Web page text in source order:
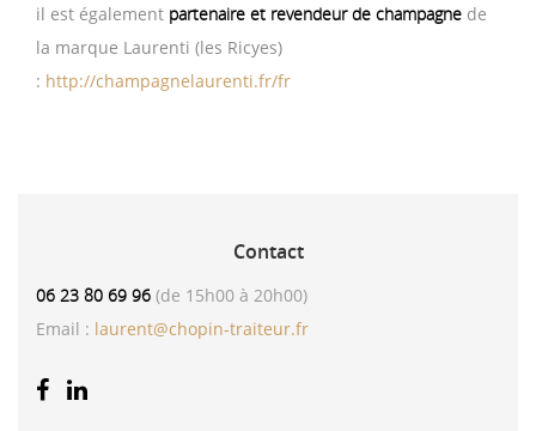
il est également partenaire et revendeur de champagne de
la marque Laurenti (les Ricyes)
: http://champagnelaurenti.fr/fr
Contact
06 23 80 69 96 (de 15h00 à 20h00)
Email : laurent@chopin-traiteur.fr